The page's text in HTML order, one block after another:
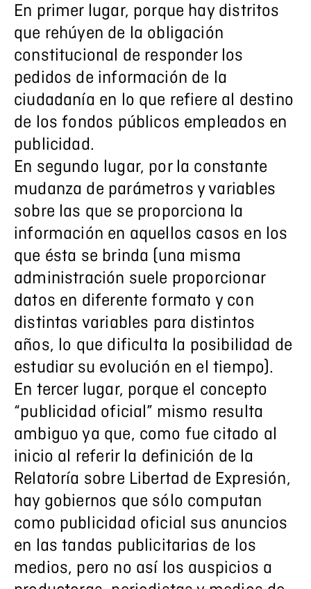
En primer lugar, porque hay distritos
que rehúyen de la obligación
constitucional de responder los
pedidos de información de la
ciudadanía en lo que refiere al destino
de los fondos públicos empleados en
publicidad.
En segundo lugar, por la constante
mudanza de parámetros y variables
sobre las que se proporciona la
información en aquellos casos en los
que ésta se brinda (una misma
administración suele proporcionar
datos en diferente formato y con
distintas variables para distintos
años, lo que dificulta la posibilidad de
estudiar su evolución en el tiempo).
En tercer lugar, porque el concepto
“publicidad oficial” mismo resulta
ambiguo ya que, como fue citado al
inicio al referir la definición de la
Relatoría sobre Libertad de Expresión,
hay gobiernos que sólo computan
como publicidad oficial sus anuncios
en las tandas publicitarias de los
medios, pero no así los auspicios a